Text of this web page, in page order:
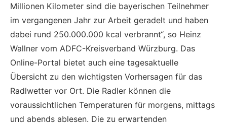
Millionen Kilometer sind die bayerischen Teilnehmer
im vergangenen Jahr zur Arbeit geradelt und haben
dabei rund 250.000.000 kcal verbrannt“, so Heinz
Wallner vom ADFC-Kreisverband Würzburg. Das
Online-Portal bietet auch eine tagesaktuelle
Übersicht zu den wichtigsten Vorhersagen für das
Radlwetter vor Ort. Die Radler können die
voraussichtlichen Temperaturen für morgens, mittags
und abends ablesen. Die zu erwartenden